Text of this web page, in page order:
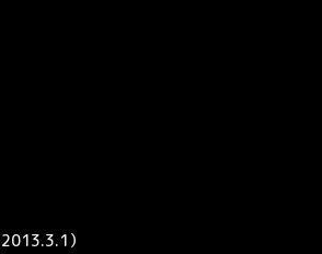
2013.3.1 ）